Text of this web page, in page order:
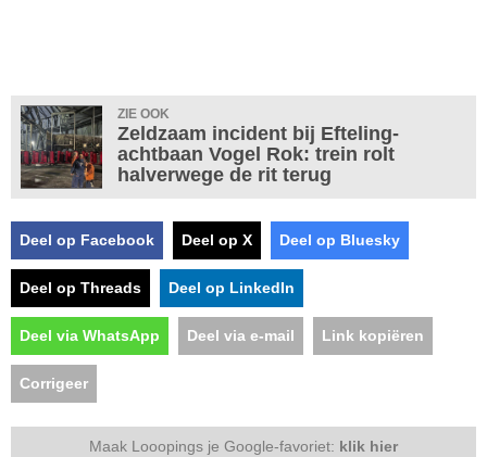
ZIE OOK
Zeldzaam incident bij Efteling-
achtbaan Vogel Rok: trein rolt
halverwege de rit terug
Deel op Facebook Deel op X Deel op Bluesky
Deel op Threads Deel op LinkedIn
Deel via WhatsApp Deel via e-mail Link kopiëren
Corrigeer
Maak Looopings je Google-favoriet: klik hier